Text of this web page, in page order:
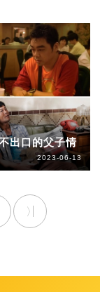
出口的父子情
2023-06-13